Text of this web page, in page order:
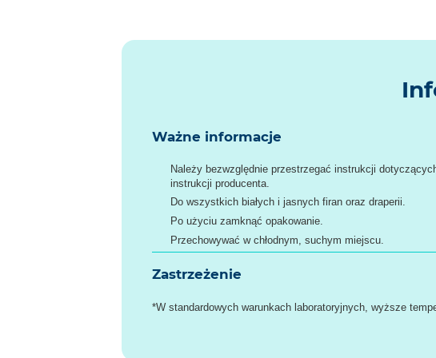
Ważne informacje
Należy bezwzględnie przestrzegać instrukcji
instrukcji producenta.
Do wszystkich białych i jasnych firan oraz draperii.
Po użyciu zamknąć opakowanie.
Przechowywać w chłodnym, suchym miejscu.
Zastrzeżenie
*W standardowych warunkach laboratoryjnych, wyższe